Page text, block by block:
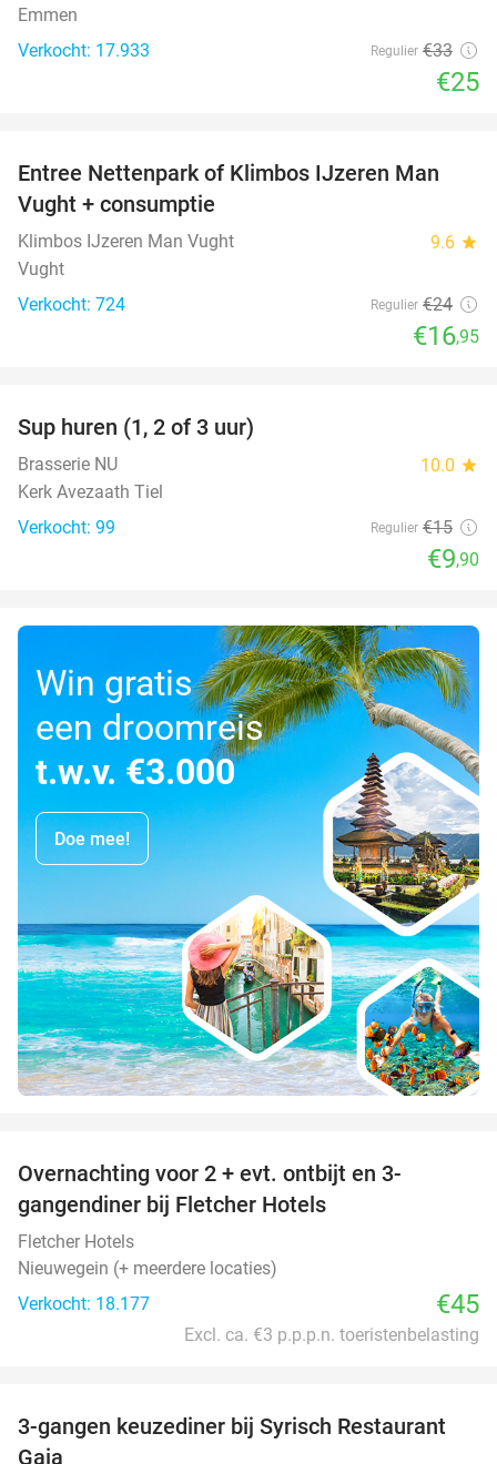
Emmen
Verkocht: 17.933
Regulier €33
€25
29%
Entree Nettenpark of Klimbos IJzeren Man
Vught + consumptie
Klimbos IJzeren Man Vught 9.6 star
Vught
Verkocht: 724
Regulier €24
€16,95
Sup huren (1, 2 of 3 uur)
Brasserie NU 10.0 star
Kerk Avezaath Tiel
Verkocht: 99
Regulier €15
€9,90
Win gratis
een droomreis
t.w.v. €3.000
Doe mee!
Overnachting voor 2 + evt. ontbijt en 3-
gangendiner bij Fletcher Hotels
Fletcher Hotels
Nieuwegein (+ meerdere locaties)
Verkocht: 18.177
€45
Excl. ca. €3 p.p.p.n. toeristenbelasting
32%
3-gangen keuzediner bij Syrisch Restaurant
Gaia